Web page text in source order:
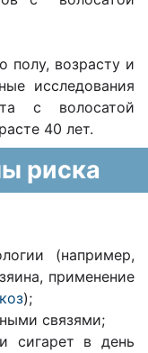
полу, возрасту и
исследования
с волосатой
40 лет.
риска
(например,
применение
);
связями;
сигарет в день